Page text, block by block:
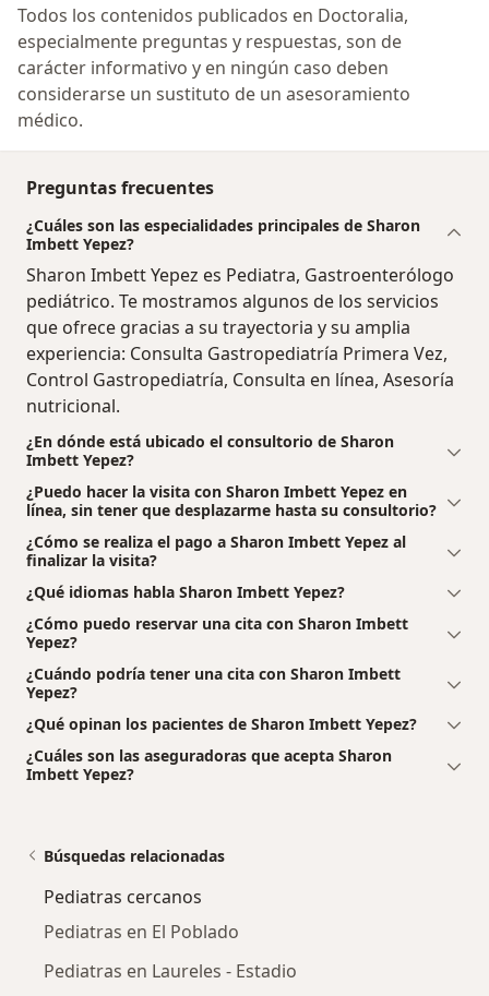
Todos los contenidos publicados en Doctoralia,
especialmente preguntas y respuestas, son de
carácter informativo y en ningún caso deben
considerarse un sustituto de un asesoramiento
médico.
Preguntas frecuentes
¿Cuáles son las especialidades principales de Sharon
Imbett Yepez?
Sharon Imbett Yepez es Pediatra, Gastroenterólogo
pediátrico. Te mostramos algunos de los servicios
que ofrece gracias a su trayectoria y su amplia
experiencia: Consulta Gastropediatría Primera Vez,
Control Gastropediatría, Consulta en línea, Asesoría
nutricional.
¿En dónde está ubicado el consultorio de Sharon
Imbett Yepez?
¿Puedo hacer la visita con Sharon Imbett Yepez en
línea, sin tener que desplazarme hasta su consultorio?
¿Cómo se realiza el pago a Sharon Imbett Yepez al
finalizar la visita?
¿Qué idiomas habla Sharon Imbett Yepez?
¿Cómo puedo reservar una cita con Sharon Imbett
Yepez?
¿Cuándo podría tener una cita con Sharon Imbett
Yepez?
¿Qué opinan los pacientes de Sharon Imbett Yepez?
¿Cuáles son las aseguradoras que acepta Sharon
Imbett Yepez?
Búsquedas relacionadas
Pediatras cercanos
Pediatras en El Poblado
Pediatras en Laureles - Estadio